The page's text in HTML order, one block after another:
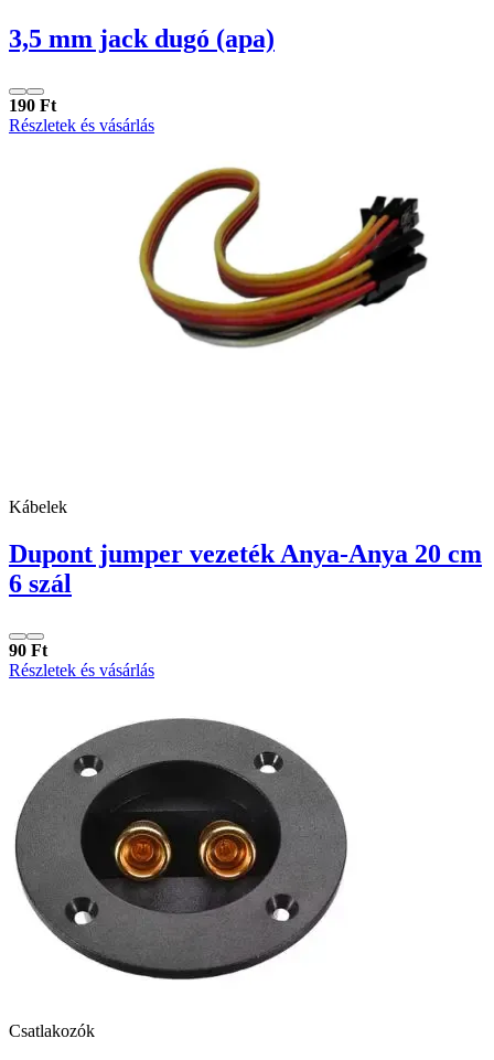
3,5 mm jack dugó (apa)
190 Ft
Részletek és vásárlás
Kábelek
Dupont jumper vezeték Anya-Anya 20 cm
6 szál
90 Ft
Részletek és vásárlás
Csatlakozók